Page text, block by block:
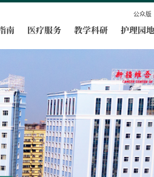
公众版
南 医疗服务 教学科研 护理园地